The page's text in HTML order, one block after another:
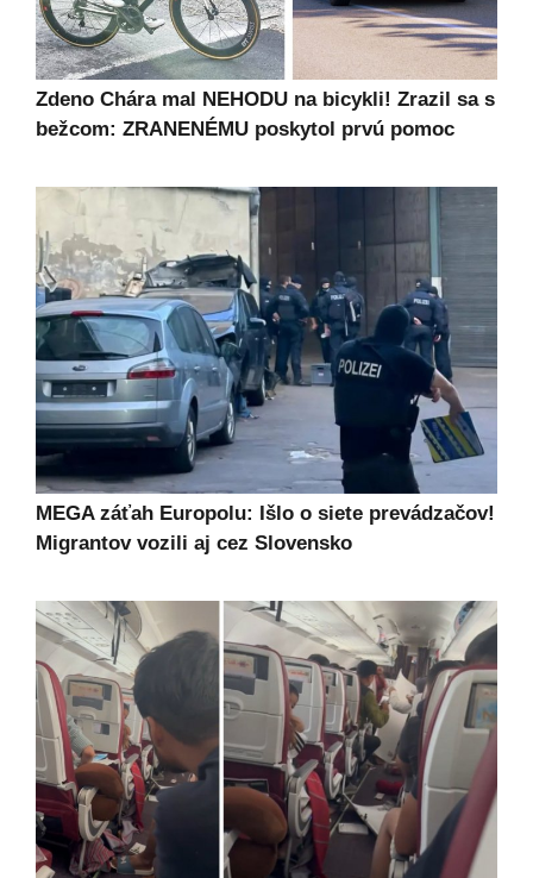
Zdeno Chára mal NEHODU na bicykli! Zrazil sa s
bežcom: ZRANENÉMU poskytol prvú pomoc
MEGA záťah Europolu: Išlo o siete prevádzačov!
Migrantov vozili aj cez Slovensko